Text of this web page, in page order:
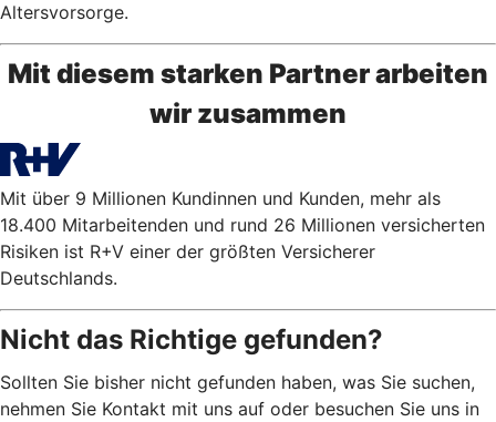
Altersvorsorge.
Mit diesem starken Partner arbeiten
wir zusammen
Mit über 9 Millionen Kundinnen und Kunden, mehr als
18.400 Mitarbeitenden und rund 26 Millionen versicherten
Risiken ist R+V einer der größten Versicherer
Deutschlands.
Nicht das Richtige gefunden?
Sollten Sie bisher nicht gefunden haben, was Sie suchen,
nehmen Sie Kontakt mit uns auf oder besuchen Sie uns in